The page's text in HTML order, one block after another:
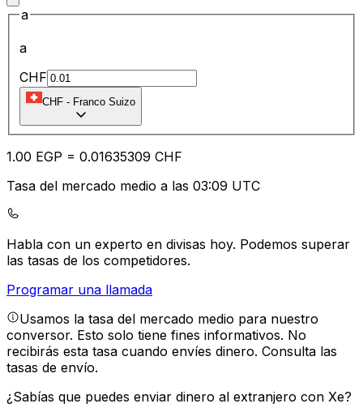
a
a
CHF
CHF - Franco Suizo
1.00 EGP = 0.01635309 CHF
Tasa del mercado medio a las 03:09 UTC
Habla con un experto en divisas hoy. Podemos superar
las tasas de los competidores.
Programar una llamada
Usamos la tasa del mercado medio para nuestro
conversor. Esto solo tiene fines informativos. No
recibirás esta tasa cuando envíes dinero. Consulta las
tasas de envío.
¿Sabías que puedes enviar dinero al extranjero con Xe?